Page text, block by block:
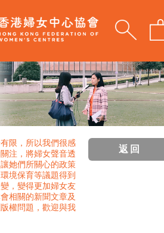
限，所以我們很感
注，將婦女聲音透
她們所關心的政策
境保育等議題得到
，變得更加婦女友
相關的新聞文章及
權問題，歡迎與我
返回